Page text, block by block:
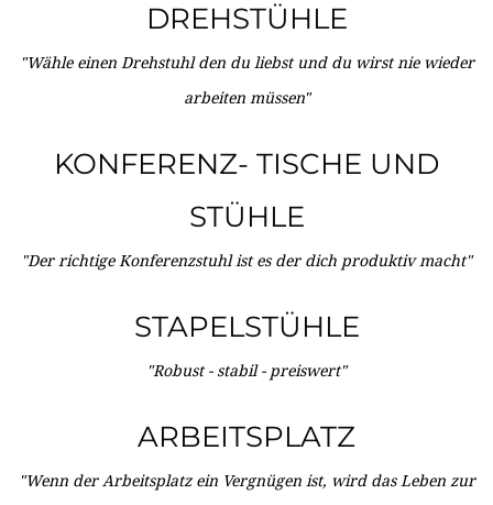
DREHSTÜHLE
"Wähle einen Drehstuhl den du liebst und du wirst nie wieder
arbeiten müssen"
KONFERENZ- TISCHE UND
STÜHLE
"Der richtige Konferenzstuhl ist es der dich produktiv macht"
STAPELSTÜHLE
"Robust - stabil - preiswert"
ARBEITSPLATZ
"Wenn der Arbeitsplatz ein Vergnügen ist, wird das Leben zur